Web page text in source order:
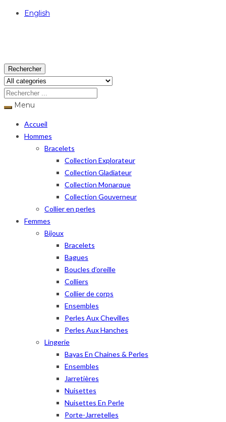
English
Rechercher
Menu
Accueil
Hommes
Bracelets
Collection Explorateur
Collection Gladiateur
Collection Monarque
Collection Gouverneur
Collier en perles
Femmes
Bijoux
Bracelets
Bagues
Boucles d’oreille
Colliers
Collier de corps
Ensembles
Perles Aux Chevilles
Perles Aux Hanches
Lingerie
Bayas En Chaines & Perles
Ensembles
Jarretières
Nuisettes
Nuisettes En Perle
Porte-Jarretelles